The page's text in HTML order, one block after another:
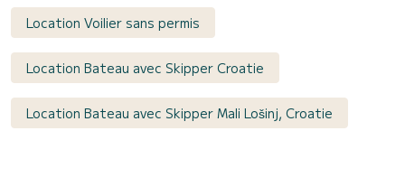
Location Voilier sans permis
Location Bateau avec Skipper Croatie
Location Bateau avec Skipper Mali Lošinj, Croatie